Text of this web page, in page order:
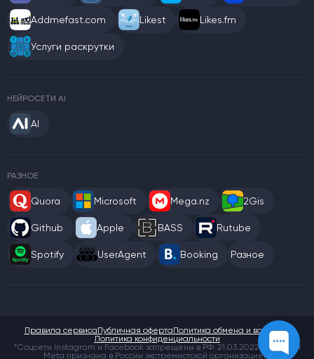
Addmefast.com Likest Likes.fm
Услуги раскрутки
НЕЙРОСЕТИ AI
AI
РАЗНОЕ
Quora Microsoft Mega.nz 2Gis
Github Apple BASS Rutube
Spotify UserAgent Booking Разное
*Соцсети Instagram и Facebook запрещены в РФ. 21.03.2022 компания
Meta признана в России экстремистской организацией.
Правила сервисаПубличная офертаПолитика обмена и возврата
Политика конфиденциальности